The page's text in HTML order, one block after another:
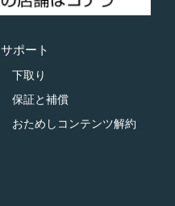
サポート
下取り
保証と補償
おためしコンテンツ解約